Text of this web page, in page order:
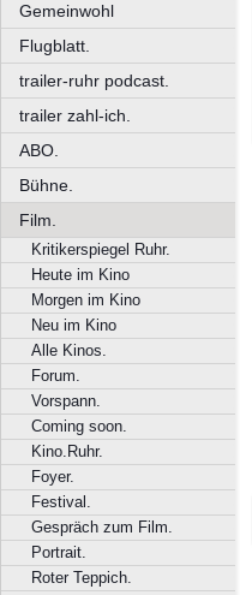
Gemeinwohl
Flugblatt.
trailer-ruhr podcast.
trailer zahl-ich.
ABO.
Bühne.
Film.
Kritikerspiegel Ruhr.
Heute im Kino
Morgen im Kino
Neu im Kino
Alle Kinos.
Forum.
Vorspann.
Coming soon.
Kino.Ruhr.
Foyer.
Festival.
Gespräch zum Film.
Portrait.
Roter Teppich.